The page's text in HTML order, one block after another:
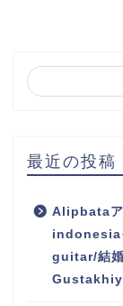
最近の投稿
Alipbataア
indonesia
guitar/結